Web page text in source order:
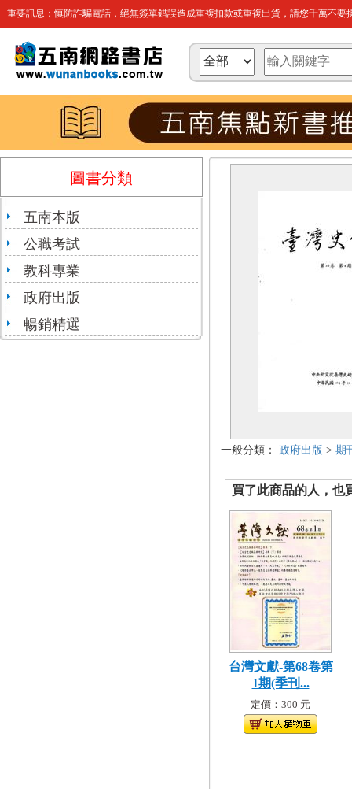
重要訊息：慎防詐騙電話，絕無簽單錯誤造成重複扣款或重複出貨，請您千萬不要
圖書分類
五南本版
公職考試
教科專業
政府出版
暢銷精選
一般分類： 政府出版 > 期
買了此商品的人，也
台灣文獻-第68卷第
1期(季刊...
定價：300 元